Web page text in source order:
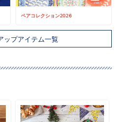
ペアコレクション2026
ップアイテム一覧